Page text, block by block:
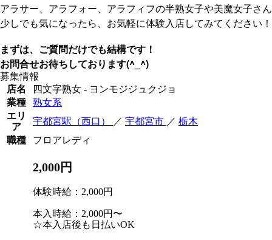
アラサー、アラフォー、アラフィフの半熟女子や美魔女子さん
少しでも気になったら、お気軽に体験入店してみてください！
まずは、ご質問だけでも結構です！
お問合せお待ちしております(^_^)
募集情報
店名
四文字熟女 - ヨンモジジュクジョ
業種
熟女系
エリ
ア
宇都宮駅（西口） ／ 宇都宮市 ／ 栃木
職種
フロアレディ
2,000円
体験時給：2,000円
本入時給：2,000円〜
☆本入店後も日払いOK